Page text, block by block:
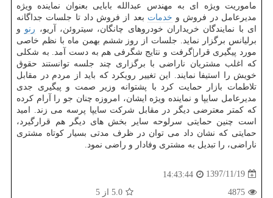
ماموریت ویژه ای به مهندس عبدالله بابایی بعنوان نماینده ویژه
مدیرعامل در فروش و خدمات بعد از فروش داد تا جلسات جداگانه
ای با نمایندگان خریداران خودروهای چانگان، سیتروئن، آریو، رنو و
برلیانس برگزار نماید. جلسات از روز ششم بهمن ماه با نظم خاصی
مورد پیگیری قرار|گرفت و نتایج شگرفی هم به دست آمد. به شكلی
كه اغلب مشتریان ناراضی با برگزاری چند جلسه توانستند حقوق
خویش را استیفا نمایند. این تغییر رویكرد كه باید از مردم در مقابل
تلاطمات بازار حمایت كرد با پشتوانه وزیر صمت و پیگیری جدی
مدیرعامل سایپا و نماینده ویژه ایشان، امروزه چنان جو را آرام كرده
كه كمتر معترضی دیگر در مقابل شركت سایپا پرسه می زند. امید
است چنین حمایتی سرلوحه سایر بخش های دیگر هم قرارگیرد،
حمایتی كه نشان داد می توان در ظرف مدتی بسیار كوتاه مشتری
ناراضی، را تبدیل به مشتری وفادار و راضی نمود.
1397/11/19
14:43:44
4875
5.0 از 5